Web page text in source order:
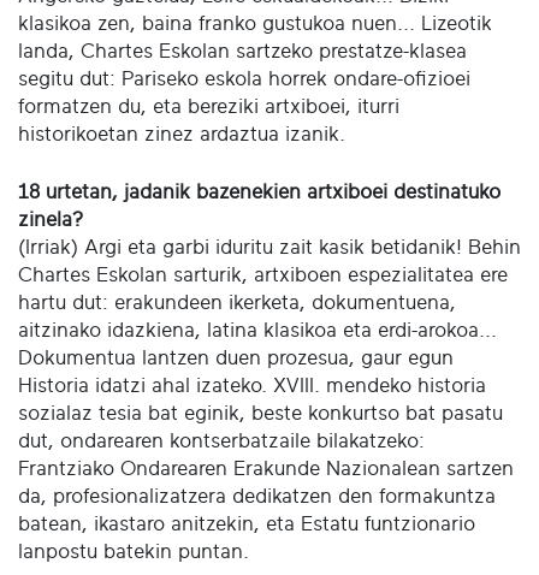
klasikoa zen, baina franko gustukoa nuen... Lizeotik
landa, Chartes Eskolan sartzeko prestatze-klasea
segitu dut: Pariseko eskola horrek ondare-ofizioei
formatzen du, eta bereziki artxiboei, iturri
historikoetan zinez ardaztua izanik.
18 urtetan, jadanik bazenekien artxiboei destinatuko
zinela?
(Irriak) Argi eta garbi iduritu zait kasik betidanik! Behin
Chartes Eskolan sarturik, artxiboen espezialitatea ere
hartu dut: erakundeen ikerketa, dokumentuena,
aitzinako idazkiena, latina klasikoa eta erdi-arokoa...
Dokumentua lantzen duen prozesua, gaur egun
Historia idatzi ahal izateko. XVIII. mendeko historia
sozialaz tesia bat eginik, beste konkurtso bat pasatu
dut, ondarearen kontserbatzaile bilakatzeko:
Frantziako Ondarearen Erakunde Nazionalean sartzen
da, profesionalizatzera dedikatzen den formakuntza
batean, ikastaro anitzekin, eta Estatu funtzionario
lanpostu batekin puntan.